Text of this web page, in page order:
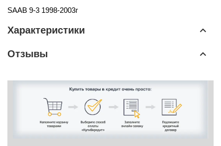
SAAB 9-3 1998-2003г
Характеристики
Отзывы